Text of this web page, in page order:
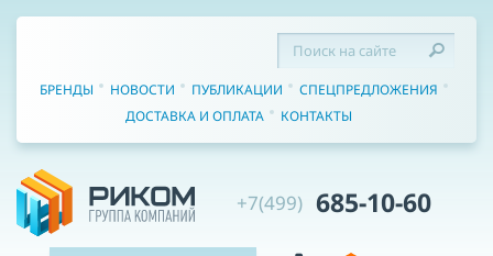
БРЕНДЫ НОВОСТИ ПУБЛИКАЦИИ
СПЕЦПРЕДЛОЖЕНИЯ
ДОСТАВКА И ОПЛАТА
КОНТАКТЫ
+7(499) 685-10-60